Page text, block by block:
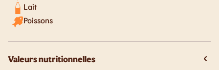
Lait
Poissons
Valeurs nutritionnelles